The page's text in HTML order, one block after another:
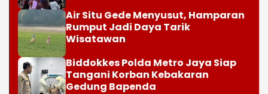
Air Situ Gede Menyusut, Hamparan
Rumput Jadi Daya Tarik
Wisatawan
Biddokkes Polda Metro Jaya Siap
Tangani Korban Kebakaran
Gedung Bapenda